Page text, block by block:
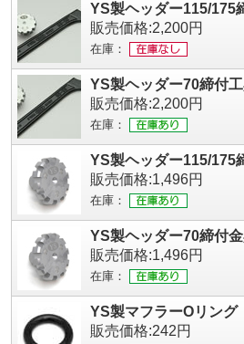
YS製ヘッダー115/175
販売価格:2,200円
在庫：
YS製ヘッダー70締付
販売価格:2,200円
在庫：
YS製ヘッダー115/175
販売価格:1,496円
在庫：
YS製ヘッダー70締付
販売価格:1,496円
在庫：
YS製マフラーOリング
販売価格:242円